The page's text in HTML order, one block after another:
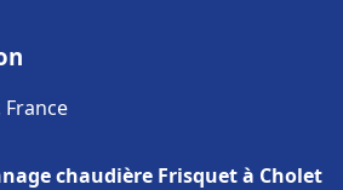
chaudière Frisquet à Cholet